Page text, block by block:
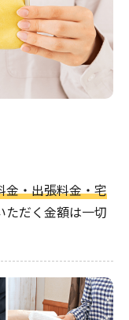
金・出張料金・宅
ただく金額は一切